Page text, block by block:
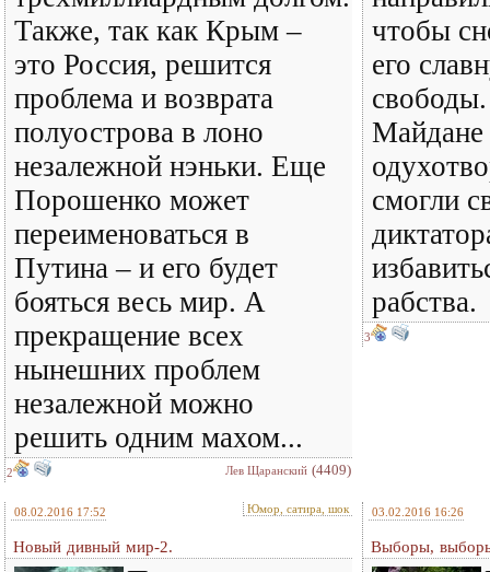
Также, так как Крым –
это Россия, решится
проблема и возврата
полуострова в лоно
незалежной нэньки. Еще
Порошенко может
переименоваться в
Путина – и его будет
бояться весь мир. А
прекращение всех
нынешних проблем
незалежной можно
решить одним махом...
2 Лев Щаранский (4409)
чтобы
его
Майдане
смогли
рабства.
3
08.02.2016 17:52 Юмор, сатира, шок
Новый дивный мир-2.
03.02.2016 16:26
Выборы,